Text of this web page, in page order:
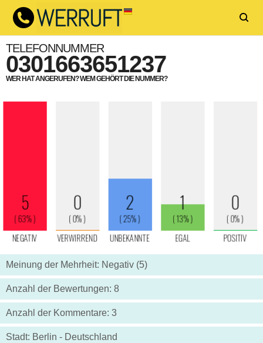
TELEFONNUMMER
0301663651237
WER HAT ANGERUFEN? WEM GEHÖRT DIE NUMMER?
Meinung der Mehrheit: Negativ (5)
Anzahl der Bewertungen: 8
Anzahl der Kommentare: 3
Stadt: Berlin - Deutschland